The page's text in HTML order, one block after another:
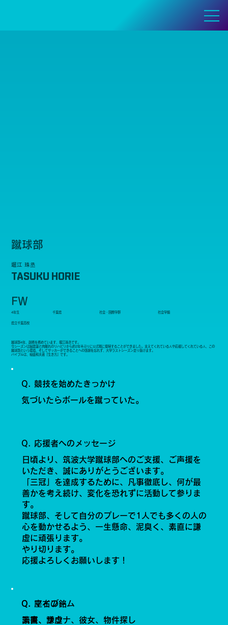
蹴球部
堀江 珠丞
TASUKU HORIE
FW
4年生 千葉県 社会・国際学群 社会学類
県立千葉高校
Q. 競技を始めたきっかけ
気づいたらボールを蹴っていた。
素直、謙虚
Q. 座右の銘
読書、サウナ、彼女、物件探し
Q. マイブーム
Q. 応援者へのメッセージ
日頃より、筑波大学蹴球部へのご支援、ご声援を
いただき、誠にありがとうございます。
「三冠」を達成するために、凡事徹底し、何が最
善かを考え続け、変化を恐れずに活動して参りま
す。
蹴球部、そして自分のプレーで1人でも多くの人の
心を動かせるよう、一生懸命、泥臭く、素直に謙
虚に頑張ります。
やり切ります。
応援よろしくお願いします！
蹴球部4年、副務を務めています、堀江珠丞です。
今シーズンは脳震盪と肉離れのリハビリから約2年半ぶりに公式戦に復帰することができました。支えてくれている人や応援してくれている人、この
蹴球部という環境、そしてサッカーができることへの感謝を忘れず、大学ラストシーズン走り抜けます。
バイブルは、稲盛和夫著『生き方』です。